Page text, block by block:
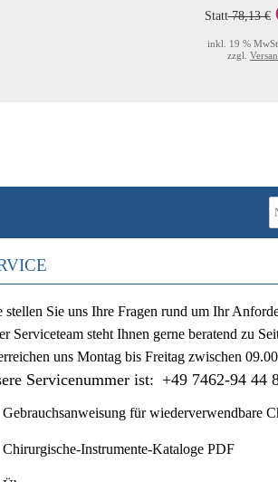
Statt78,13 €
inkl. 19 % MwSt.
zzgl.
stellen Sie uns Ihre Fragen rund um Ihr
Serviceteam steht Ihnen gerne beratend zu
uns Montag bis Freitag zwischen
Servicenummer ist: +49 7462-94 44
Gebrauchsanweisung für wiederverwendbare
Chirurgische-Instrumente-Kataloge PDF